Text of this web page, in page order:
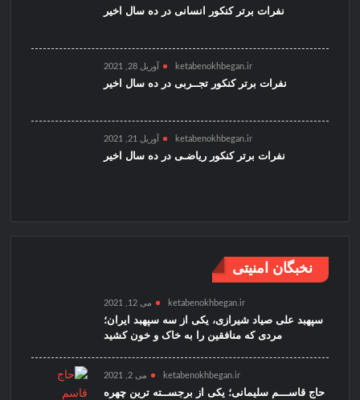
نفرات برتر کنکور انسانی در ده سال اخیر
ketabenokhbegan.ir آوریل 28, 2021
نفرات برتر کنکور تجــربی در ده سال اخیر
ketabenokhbegan.ir آوریل 21, 2021
نفرات برتر کنکور ریاضـی در ده سال اخیر
نخبگان امنیتی
ketabenokhbegan.ir می 12, 2021
سپهبد علی صیاد شیرازی، یکی از سه سپهبد ایران؛
مردی که منافقین را به خاک و خون کشید
ketabenokhbegan.ir می 2, 2021
حاج قاســـم سلیمانی؛ یکی از برجســته ترین چهره